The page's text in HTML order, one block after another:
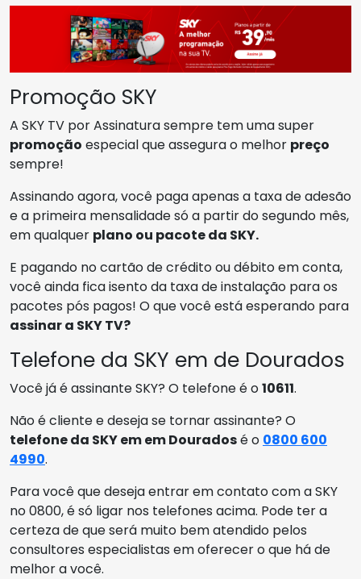
Promoção SKY
A SKY TV por Assinatura sempre tem uma super
promoção especial que assegura o melhor preço
sempre!
Assinando agora, você paga apenas a taxa de adesão
e a primeira mensalidade só a partir do segundo mês,
em qualquer plano ou pacote da SKY.
E pagando no cartão de crédito ou débito em conta,
você ainda fica isento da taxa de instalação para os
pacotes pós pagos! O que você está esperando para
assinar a SKY TV?
Telefone da SKY em de Dourados
Você já é assinante SKY? O telefone é o10611.
Não é cliente e deseja se tornar assinante? O
telefone da SKY em em Douradosé o 0800 600
4990.
Para você que deseja entrar em contato com a SKY
no 0800, é só ligar nos telefones acima. Pode ter a
certeza de que será muito bem atendido pelos
consultores especialistas em oferecer o que há de
melhor a você.